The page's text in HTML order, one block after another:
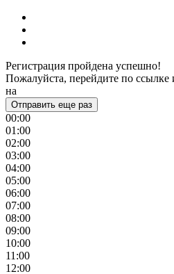
Регистрация пройдена успешно!
Пожалуйста, перейдите по ссылке
на
Отправить еще раз
00:00
01:00
02:00
03:00
04:00
05:00
06:00
07:00
08:00
09:00
10:00
11:00
12:00